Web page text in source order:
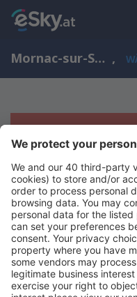
Mornac-sur-Seudre, Poitou-Charentes, Frankreich ,
Es tut uns leid,
Ergebnisse
Bitte starten Sie Ihre Suche